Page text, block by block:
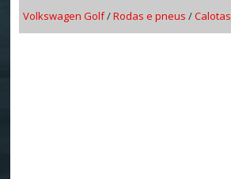
Volkswagen Golf/Rodas e pneus /Calotas